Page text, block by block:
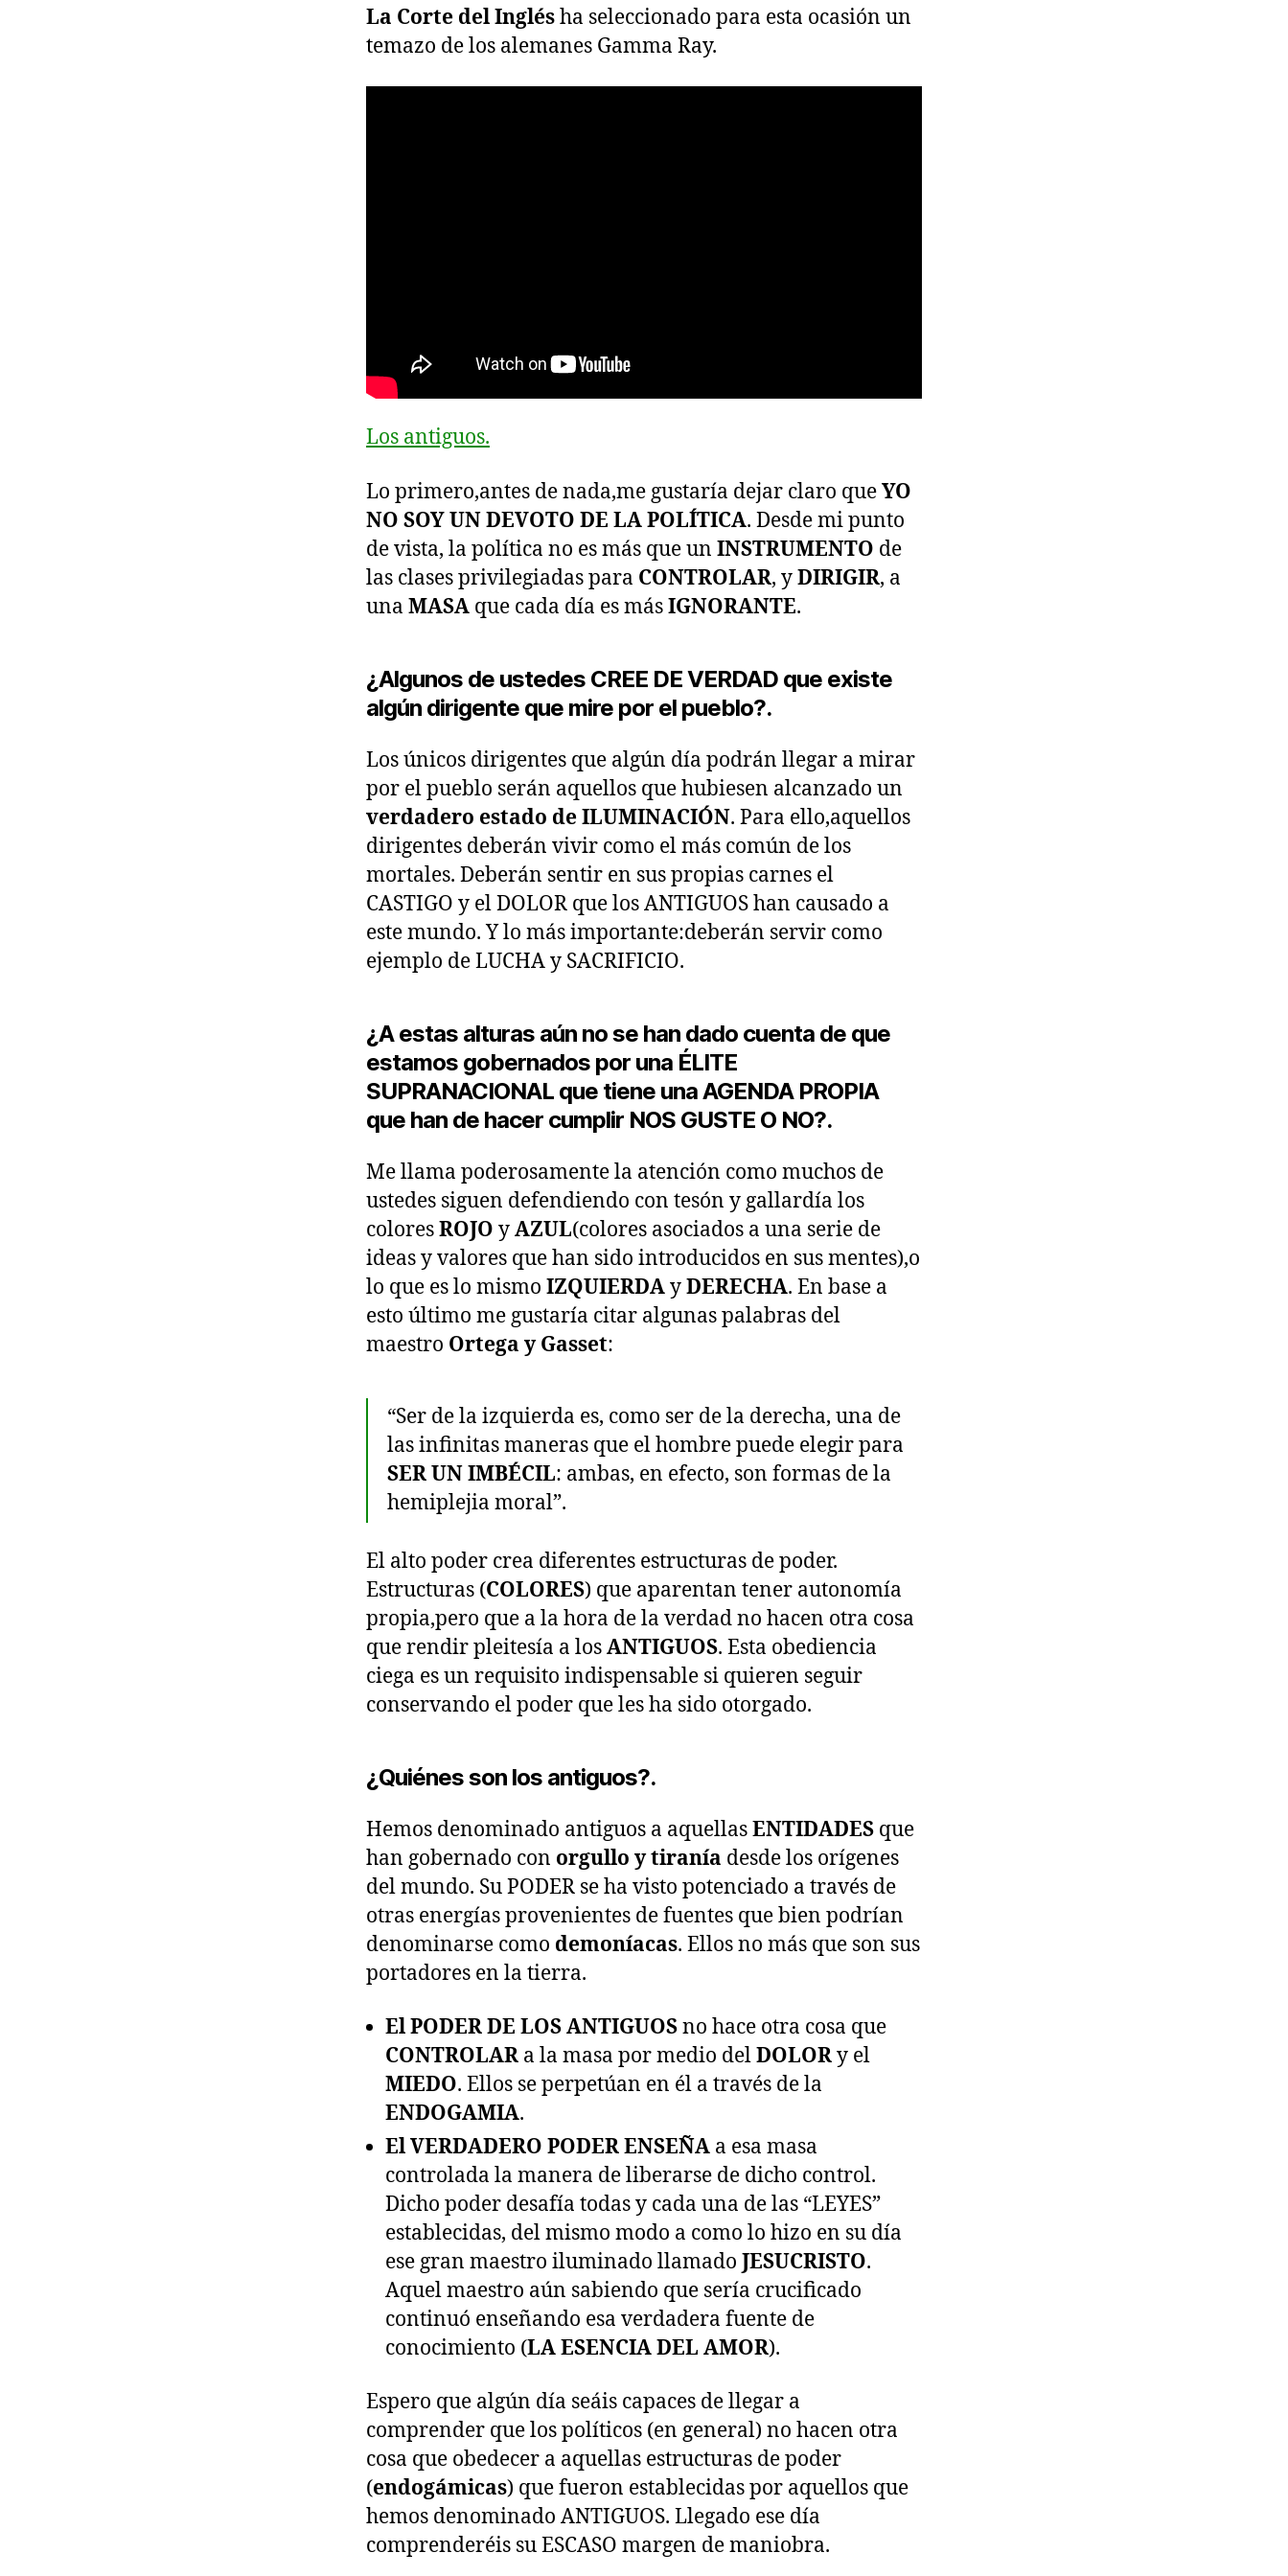
La Corte del Inglésha seleccionado para esta ocasión un
temazo de los alemanes Gamma Ray.
Los antiguos.
Lo primero,antes de nada,me gustaría dejar claro queYO
NO SOY UN DEVOTO DE LA POLÍTICA. Desde mi punto
de vista, la política no es más que un INSTRUMENTO de
las clases privilegiadas para CONTROLAR, yDIRIGIR, a
una MASA que cada día es másIGNORANTE.
¿Algunos de ustedes CREE DE VERDAD que existe
algún dirigente que mire por el pueblo?.
Los únicos dirigentes que algún día podrán llegar a mirar
por el pueblo serán aquellos que hubiesen alcanzado un
verdadero estado de ILUMINACIÓN. Para ello,aquellos
dirigentes deberán vivir como el más común de los
mortales. Deberán sentir en sus propias carnes el
CASTIGO y el DOLOR que los ANTIGUOS han causado a
este mundo. Y lo más importante:deberán servir como
ejemplo de LUCHA y SACRIFICIO.
¿A estas alturas aún no se han dado cuenta de que
estamos gobernados por una ÉLITE
SUPRANACIONAL que tiene una AGENDA PROPIA
que han de hacer cumplir NOS GUSTE O NO?.
Me llama poderosamente la atención como muchos de
ustedes siguen defendiendo con tesón y gallardía los
coloresROJO yAZUL(colores asociados a una serie de
ideas y valores que han sido introducidos en sus mentes),o
lo que es lo mismo IZQUIERDAyDERECHA. En base a
esto último me gustaría citar algunas palabras del
maestro Ortega y Gasset:
“Ser de la izquierda es, como ser de la derecha, una de
las infinitas maneras que el hombre puede elegir para
SER UN IMBÉCIL: ambas, en efecto, son formas de la
hemiplejia moral”.
El alto poder crea diferentes estructuras de poder.
Estructuras (COLORES) que aparentan tener autonomía
propia,pero que a la hora de la verdad no hacen otra cosa
que rendir pleitesía a losANTIGUOS. Esta obediencia
ciega es un requisito indispensable si quieren seguir
conservando el poder que les ha sido otorgado.
¿Quiénes son los antiguos?.
Hemos denominado antiguos a aquellasENTIDADES que
han gobernado con orgullo y tiranía desde los orígenes
del mundo. Su PODER se ha visto potenciado a través de
otras energías provenientes de fuentes que bien podrían
denominarse como demoníacas. Ellos no más que son sus
portadores en la tierra.
El PODER DE LOS ANTIGUOSno hace otra cosa que
CONTROLAR a la masa por medio delDOLORy el
MIEDO. Ellos se perpetúan en él a través de la
ENDOGAMIA.
El VERDADERO PODER ENSEÑA a esa masa
controlada la manera de liberarse de dicho control.
Dicho poder desafía todas y cada una de las “LEYES”
establecidas, del mismo modo a como lo hizo en su día
ese gran maestro iluminado llamado JESUCRISTO.
Aquel maestro aún sabiendo que sería crucificado
continuó enseñando esa verdadera fuente de
conocimiento (LAESENCIA DEL AMOR).
Espero que algún día seáis capaces de llegar a
comprender que los políticos (en general) no hacen otra
cosa que obedecer a aquellas estructuras de poder
(endogámicas) que fueron establecidas por aquellos que
hemos denominado ANTIGUOS. Llegado ese día
comprenderéis su ESCASO margen de maniobra.